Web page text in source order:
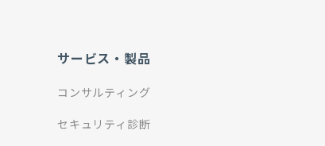
サービス・製品
コンサルティング
セキュリティ診断